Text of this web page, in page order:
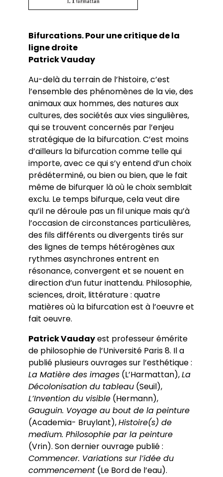
Bifurcations. Pour une critique de la
ligne droite
Patrick Vauday
Au-delà du terrain de l’histoire, c’est
l’ensemble des phénomènes de la vie, des
animaux aux hommes, des natures aux
cultures, des sociétés aux vies singulières,
qui se trouvent concernés par l’enjeu
stratégique de la bifurcation. C’est moins
d’ailleurs la bifurcation comme telle qui
importe, avec ce qui s’y entend d’un choix
prédéterminé, ou bien ou bien, que le fait
même de bifurquer là où le choix semblait
exclu. Le temps bifurque, cela veut dire
qu’il ne déroule pas un fil unique mais qu’à
l’occasion de circonstances particulières,
des fils différents ou divergents tirés sur
des lignes de temps hétérogènes aux
rythmes asynchrones entrent en
résonance, convergent et se nouent en
direction d’un futur inattendu. Philosophie,
sciences, droit, littérature : quatre
matières où la bifurcation est à l’oeuvre et
fait oeuvre.
Patrick Vaudayest professeur émérite
de philosophie de l’Université Paris 8. Il a
publié plusieurs ouvrages sur l’esthétique :
La Matière des images(L’Harmattan),La
Décolonisation du tableau(Seuil),
L’Invention du visible(Hermann),
Gauguin. Voyage au bout de la peinture
(Academia- Bruylant),Histoire(s) de
medium. Philosophie par la peinture
(Vrin). Son dernier ouvrage publié :
Commencer. Variations sur l’idée du
commencement(Le Bord de l’eau).